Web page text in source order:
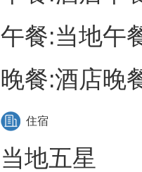
午餐:当地午
晚餐:酒店晚
住宿
当地五星